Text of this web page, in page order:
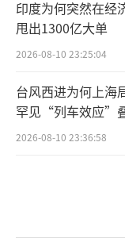
印度为何突然在经
甩出1300亿大单
2026-08-10 23:25:04
台风西进为何上海
罕见“列车效应”
2026-08-10 23:36:58